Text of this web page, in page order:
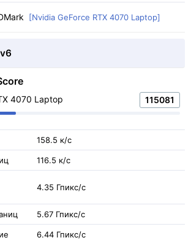
[Nvidia GeForce RTX 4070 Laptop]
4070 Laptop 115081
158.5 к/с
116.5 к/с
4.35 Гпикс/с
5.67 Гпикс/с
6.44 Гпикс/с